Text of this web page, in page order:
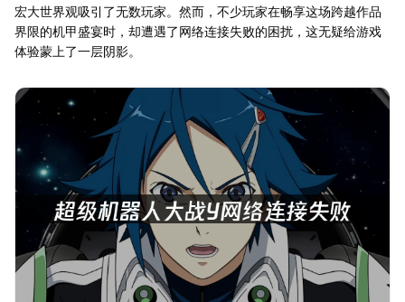
宏大世界观吸引了无数玩家。然而，不少玩家在畅享这场跨越作品
界限的机甲盛宴时，却遭遇了网络连接失败的困扰，这无疑给游戏
体验蒙上了一层阴影。